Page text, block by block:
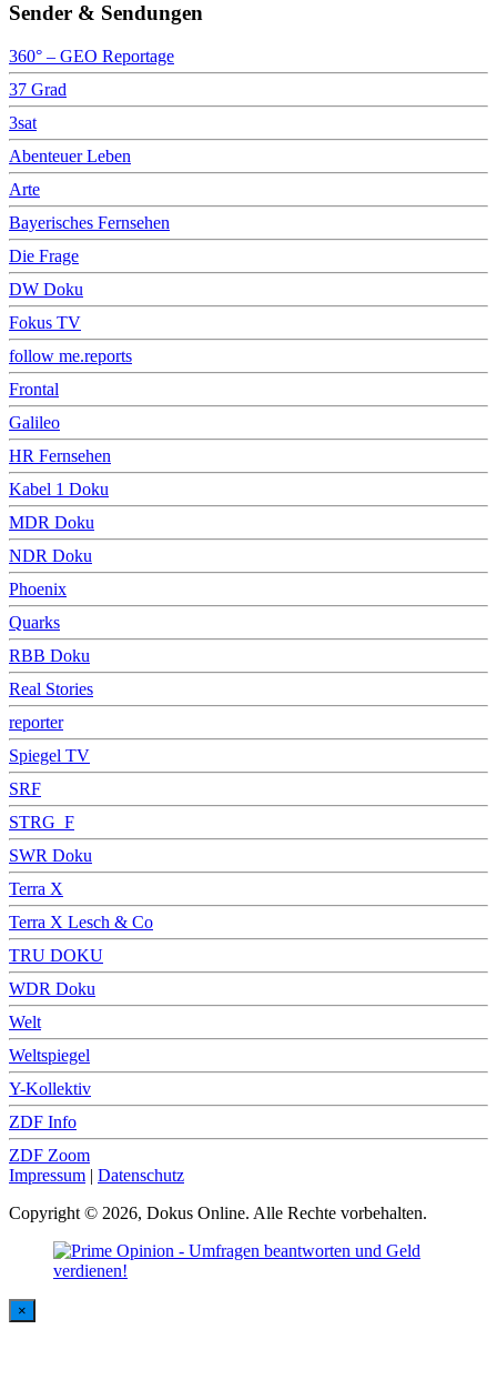
Sender & Sendungen
360° – GEO Reportage
37 Grad
3sat
Abenteuer Leben
Arte
Bayerisches Fernsehen
Die Frage
DW Doku
Fokus TV
follow me.reports
Frontal
Galileo
HR Fernsehen
Kabel 1 Doku
MDR Doku
NDR Doku
Phoenix
Quarks
RBB Doku
Real Stories
reporter
Spiegel TV
SRF
STRG_F
SWR Doku
Terra X
Terra X Lesch & Co
TRU DOKU
WDR Doku
Welt
Weltspiegel
Y-Kollektiv
ZDF Info
ZDF Zoom
Impressum | Datenschutz
Copyright © 2026, Dokus Online. Alle Rechte vorbehalten.
×